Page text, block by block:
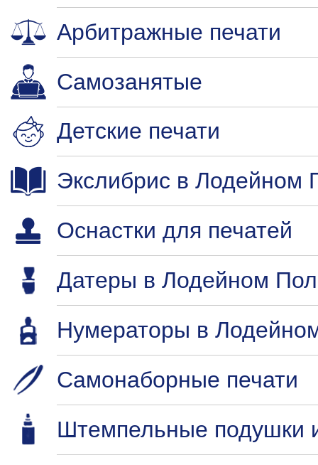
Арбитражные печати
Самозанятые
Детские печати
Экслибрис в Лодейном
Оснастки для печатей
Датеры в Лодейном
Нумераторы в
Самонаборные печати
Штемпельные подушки